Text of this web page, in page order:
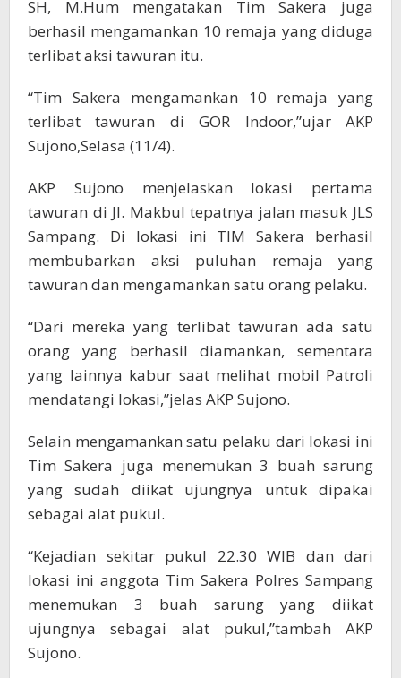
SH, M.Hum mengatakan Tim Sakera juga
berhasil mengamankan 10 remaja yang diduga
terlibat aksi tawuran itu.
“Tim Sakera mengamankan 10 remaja yang
terlibat tawuran di GOR Indoor,”ujar AKP
Sujono,Selasa (11/4).
AKP Sujono menjelaskan lokasi pertama
tawuran di Jl. Makbul tepatnya jalan masuk JLS
Sampang. Di lokasi ini TIM Sakera berhasil
membubarkan aksi puluhan remaja yang
tawuran dan mengamankan satu orang pelaku.
“Dari mereka yang terlibat tawuran ada satu
orang yang berhasil diamankan, sementara
yang lainnya kabur saat melihat mobil Patroli
mendatangi lokasi,”jelas AKP Sujono.
Selain mengamankan satu pelaku dari lokasi ini
Tim Sakera juga menemukan 3 buah sarung
yang sudah diikat ujungnya untuk dipakai
sebagai alat pukul.
“Kejadian sekitar pukul 22.30 WIB dan dari
lokasi ini anggota Tim Sakera Polres Sampang
menemukan 3 buah sarung yang diikat
ujungnya sebagai alat pukul,”tambah AKP
Sujono.